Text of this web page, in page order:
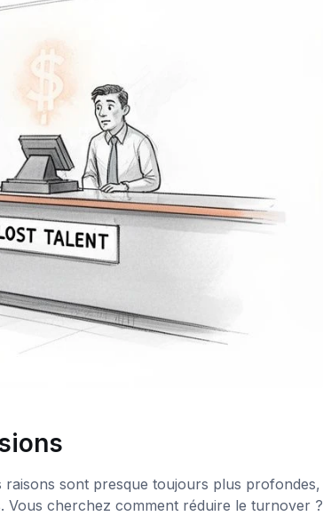
sont presque toujours plus profondes,
Vous cherchez comment réduire le turnover ?